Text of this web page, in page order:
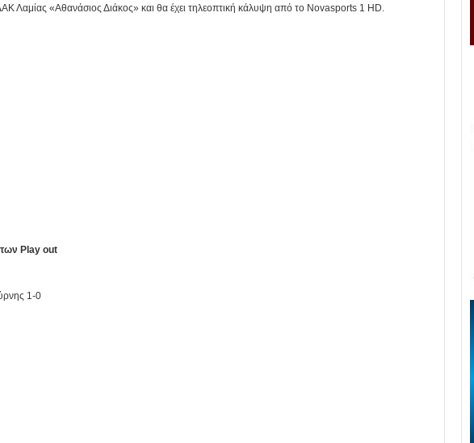
Λαμίας «Αθανάσιος Διάκος» και θα έχει τηλεοπτική κάλυψη από το Novasports 1 HD.
των Play out
1-0